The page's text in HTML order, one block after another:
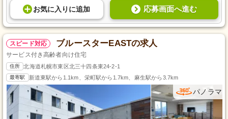
お気に入り に追加 応募画面へ進む
スピード対応 ブルースターEASTの求人
サービス付き高齢者向け住宅
住所 北海道札幌市東区北三十四条東24-2-1
最寄駅 新道東駅から1.1km、栄町駅から1.7km、麻生駅から3.7km
パノラマ